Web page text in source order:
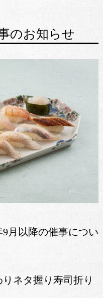
のお知らせ
月以降の催事につい
ネタ握り寿司折り